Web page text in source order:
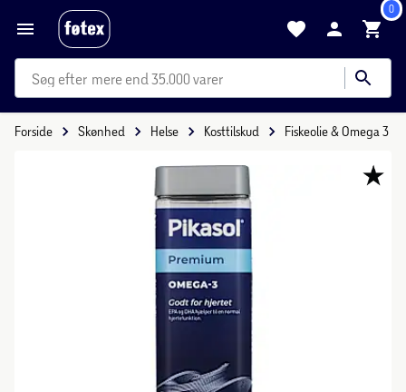
0
mere end 35.000 varer
Forside Skønhed Helse Kosttilskud Fiskeolie & Omega 3